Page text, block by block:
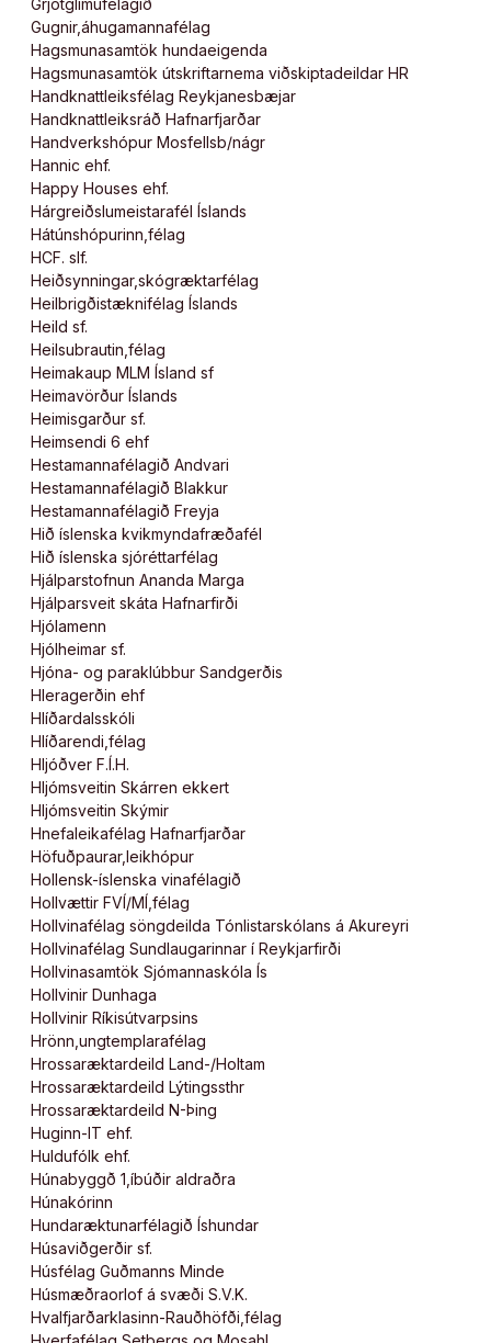
Grjótglímufélagið
Gugnir,áhugamannafélag
Hagsmunasamtök hundaeigenda
Hagsmunasamtök útskriftarnema viðskiptadeildar HR
Handknattleiksfélag Reykjanesbæjar
Handknattleiksráð Hafnarfjarðar
Handverkshópur Mosfellsb/nágr
Hannic ehf.
Happy Houses ehf.
Hárgreiðslumeistarafél Íslands
Hátúnshópurinn,félag
HCF. slf.
Heiðsynningar,skógræktarfélag
Heilbrigðistæknifélag Íslands
Heild sf.
Heilsubrautin,félag
Heimakaup MLM Ísland sf
Heimavörður Íslands
Heimisgarður sf.
Heimsendi 6 ehf
Hestamannafélagið Andvari
Hestamannafélagið Blakkur
Hestamannafélagið Freyja
Hið íslenska kvikmyndafræðafél
Hið íslenska sjóréttarfélag
Hjálparstofnun Ananda Marga
Hjálparsveit skáta Hafnarfirði
Hjólamenn
Hjólheimar sf.
Hjóna- og paraklúbbur Sandgerðis
Hleragerðin ehf
Hlíðardalsskóli
Hlíðarendi,félag
Hljóðver F.Í.H.
Hljómsveitin Skárren ekkert
Hljómsveitin Skýmir
Hnefaleikafélag Hafnarfjarðar
Höfuðpaurar,leikhópur
Hollensk-íslenska vinafélagið
Hollvættir FVÍ/MÍ,félag
Hollvinafélag söngdeilda Tónlistarskólans á Akureyri
Hollvinafélag Sundlaugarinnar í Reykjarfirði
Hollvinasamtök Sjómannaskóla Ís
Hollvinir Dunhaga
Hollvinir Ríkisútvarpsins
Hrönn,ungtemplarafélag
Hrossaræktardeild Land-/Holtam
Hrossaræktardeild Lýtingssthr
Hrossaræktardeild N-Þing
Huginn-IT ehf.
Huldufólk ehf.
Húnabyggð 1,íbúðir aldraðra
Húnakórinn
Hundaræktunarfélagið Íshundar
Húsaviðgerðir sf.
Húsfélag Guðmanns Minde
Húsmæðraorlof á svæði S.V.K.
Hvalfjarðarklasinn-Rauðhöfði,félag